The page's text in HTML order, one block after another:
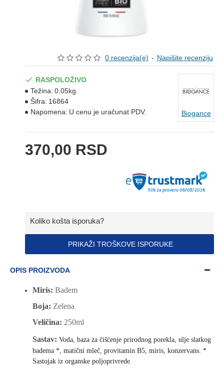
0 recenzija(e) - Napišite recenziju
370,00 RSD
RASPOLOŽIVO
Težina: 0.05kg
Šifra: 16864
Napomena: U cenu je uračunat PDV. Biogance
Koliko košta isporuka?
PRIKAŽI TROŠKOVE ISPORUKE
OPIS PROIZVODA
Miris: Badem
Boja: Zelena
Veličina: 250ml
Sastav: Voda, baza za čišćenje prirodnog porekla, ulje slatkog
badema *, matični mleč, provitamin B5, miris, konzervans. *
Sastojak iz organske poljoprivrede